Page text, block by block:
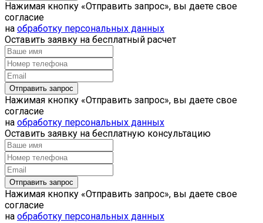
Нажимая кнопку «Отправить запрос», вы даете свое
согласие
на обработку персональных данных
Оставить заявку на бесплатный расчет
Нажимая кнопку «Отправить запрос», вы даете свое
согласие
на обработку персональных данных
Оставить заявку на бесплатную консультацию
Нажимая кнопку «Отправить запрос», вы даете свое
согласие
на обработку персональных данных